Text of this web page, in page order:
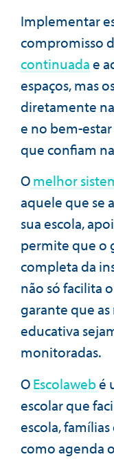
Implementar
compromisso
continuadae
espaços, mas
diretamente
e no bem-estar
que confiam
Omelhor
aquele que se
sua escola,
permite que o
completa da
não só facilita
garante que
educativa
monitoradas.
OEscolawebé
escolar que
escola,
como agenda